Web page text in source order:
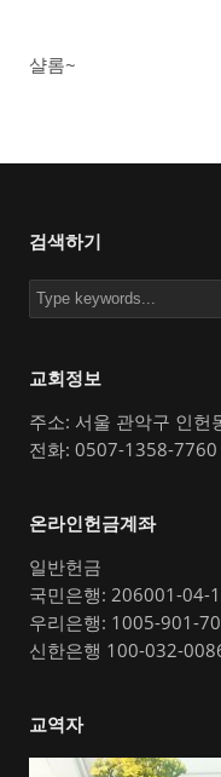
샬롬~
검색하기
교회정보
주소: 서울 관악구 인
전화: 0507-1358-7760
온라인헌금계좌
일반헌금
국민은행: 206001-04-
우리은행: 1005-901-
신한은행 100-032-
교역자